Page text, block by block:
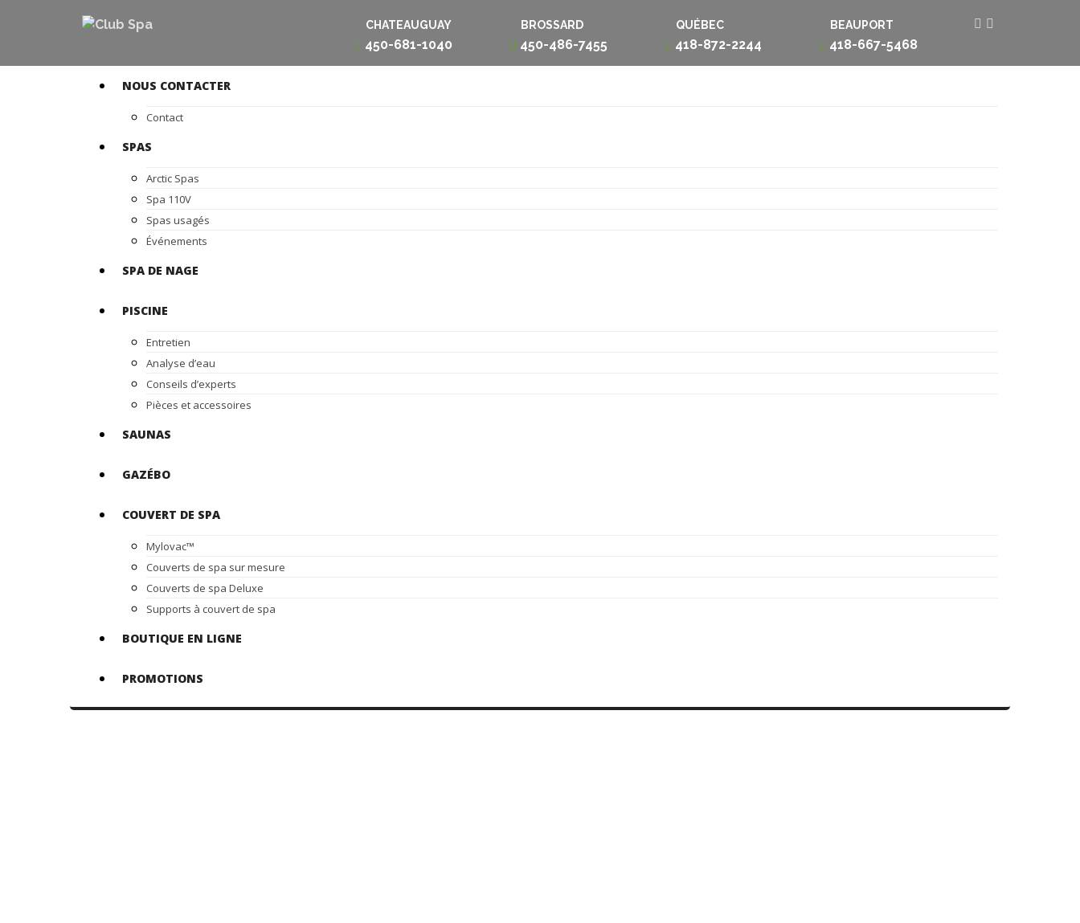
BEAUPORT
418-667-5468
QUÉBEC
418-872-2244
BROSSARD
450-486-7455
CHATEAUGUAY
450-681-1040
NOUS CONTACTER
Contact
SPAS
Arctic Spas
Spa 110V
Spas usagés
Événements
SPA DE NAGE
PISCINE
Entretien
Analyse d’eau
Conseils d’experts
Pièces et accessoires
SAUNAS
GAZÉBO
COUVERT DE SPA
Mylovac™
Couverts de spa sur mesure
Couverts de spa Deluxe
Supports à couvert de spa
BOUTIQUE EN LIGNE
PROMOTIONS